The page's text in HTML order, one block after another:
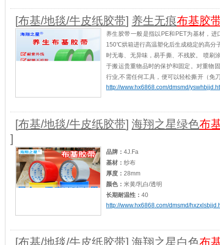
适用范围：重型包装/[查看]
[布基/地毯/牛皮纸胶带] 养生无痕布基胶
养生胶带一般是指以PE和PET为基材，
150℃烘箱进行高温塑化后生成稳定的高分
时无毒、无异味，易手撕、不残胶。 喷刷
于搬运贵重物品时的保护和固定。对重物
行业,不需任何工具，便可以轻松撕开（免
[查看]
http://www.hx6868.com/dmsmd/
[布基/地毯/牛皮纸胶带] 海翔之星绿色布
]
品牌： 4J.Fa
基材： 纱布
厚度： 28mm
颜色： 米黄/乳白/透明
长期耐温性： 40
短期耐温性：50
http://www.hx6868.com/dmsmd/
[布基/地毯/牛皮纸胶带] 海翔之星白色布